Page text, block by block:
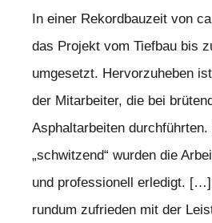
In einer Rekordbauzeit von
das Projekt vom Tiefbau bis
umgesetzt. Hervorzuheben
der Mitarbeiter, die bei
Asphaltarbeiten durchführten.
„schwitzend“ wurden die
und professionell erledigt.
rundum zufrieden mit der